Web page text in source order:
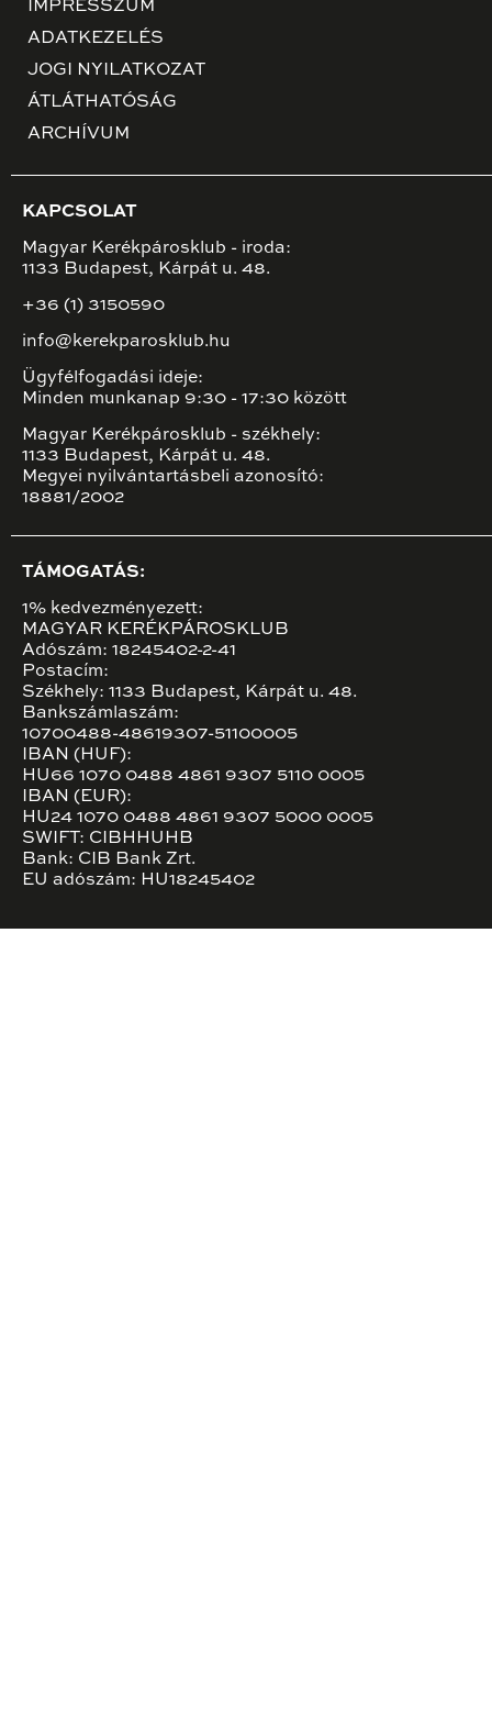
IMPRESSZUM
ADATKEZELÉS
JOGI NYILATKOZAT
ÁTLÁTHATÓSÁG
ARCHÍVUM
KAPCSOLAT
Magyar Kerékpárosklub - iroda:
1133 Budapest, Kárpát u. 48.
+36 (1) 3150590
info@kerekparosklub.hu
Ügyfélfogadási ideje:
Minden munkanap 9:30 - 17:30 között
Magyar Kerékpárosklub - székhely:
1133 Budapest, Kárpát u. 48.
Megyei nyilvántartásbeli azonosító:
18881/2002
TÁMOGATÁS:
1% kedvezményezett:
MAGYAR KERÉKPÁROSKLUB
Adószám: 18245402-2-41
Postacím:
Székhely: 1133 Budapest, Kárpát u. 48.
Bankszámlaszám:
10700488-48619307-51100005
IBAN (HUF):
HU66 1070 0488 4861 9307 5110 0005
IBAN (EUR):
HU24 1070 0488 4861 9307 5000 0005
SWIFT: CIBHHUHB
Bank: CIB Bank Zrt.
EU adószám: HU18245402